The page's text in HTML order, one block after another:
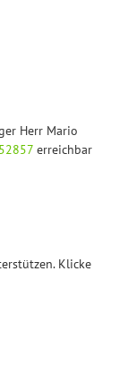
Herr Mario
erreichbar
Klicke